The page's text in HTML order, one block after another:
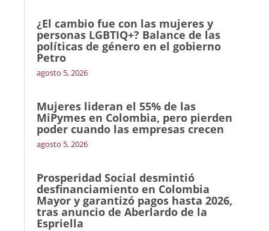
¿El cambio fue con las mujeres y
personas LGBTIQ+? Balance de las
políticas de género en el gobierno
Petro
agosto 5, 2026
Mujeres lideran el 55% de las
MiPymes en Colombia, pero pierden
poder cuando las empresas crecen
agosto 5, 2026
Prosperidad Social desmintió
desfinanciamiento en Colombia
Mayor y garantizó pagos hasta 2026,
tras anuncio de Aberlardo de la
Espriella